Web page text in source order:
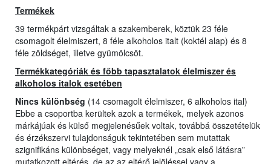
Termékek
39 termékpárt vizsgáltak a szakemberek, köztük 23 féle
csomagolt élelmiszert, 8 féle alkoholos italt (koktél alap) és 8
féle zöldséget, illetve gyümölcsöt.
Termékkategóriák és főbb tapasztalatok élelmiszer és
alkoholos italok esetében
Nincs különbség (14 csomagolt élelmiszer, 6 alkoholos ital)
Ebbe a csoportba kerültek azok a termékek, melyek azonos
márkájúak és külső megjelenésűek voltak, továbbá összetételük
és érzékszervi tulajdonságuk tekintetében sem mutattak
szignifikáns különbséget, vagy melyeknél „csak első látásra”